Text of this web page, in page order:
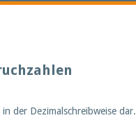
der Dezimalschreibweise dar.